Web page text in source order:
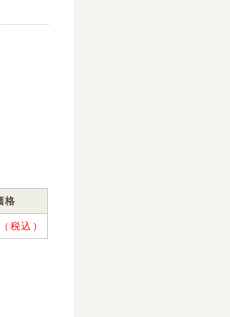
格
税込）